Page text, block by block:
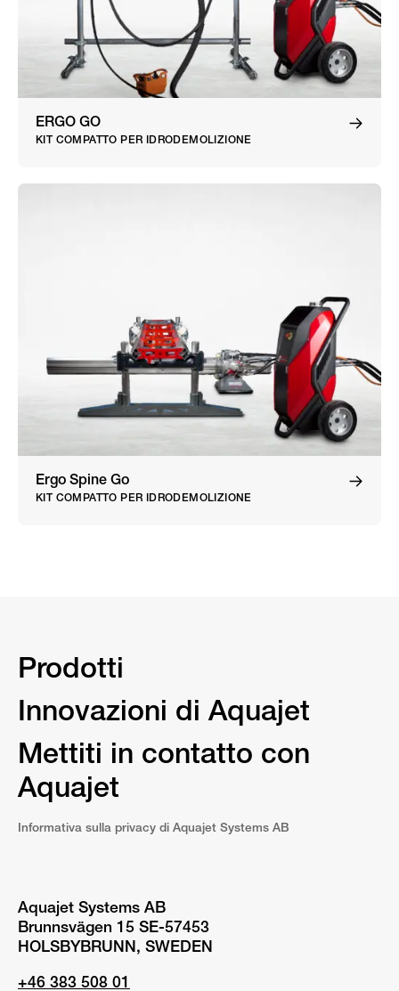
ERGO GO
KIT COMPATTO PER IDRODEMOLIZIONE
Ergo Spine Go
KIT COMPATTO PER IDRODEMOLIZIONE
Prodotti
Innovazioni di Aquajet
Mettiti in contatto con
Aquajet
Informativa sulla privacy di Aquajet Systems AB
Aquajet Systems AB
Brunnsvägen 15 SE-57453
HOLSBYBRUNN, SWEDEN
+46 383 508 01